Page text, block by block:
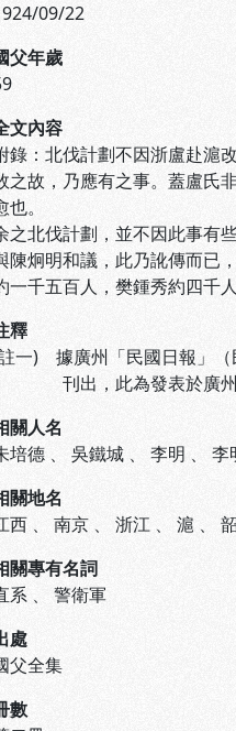
09/22
父年歲
文內容
錄：北伐計劃不因浙盧赴滬
之故，乃應有之事。蓋盧氏
也。
之北伐計劃，並不因此事有
陳炯明和議，此乃訛傳而已
一千五百人，樊鍾秀約四千
釋
一) 據廣州「民國日報」（
刊出，此為發表於廣州「民
關人名
培德 、 吳鐵城 、 李明 、 李
關地名
西 、 南京 、 浙江 、 滬 、
關專有名詞
系 、 警衛軍
處
父全集
數